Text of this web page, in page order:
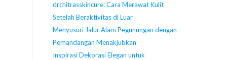
drchitrasskincure: Cara Merawat Kulit
Setelah Beraktivitas di Luar
Menyusuri Jalur Alam Pegunungan dengan
Pemandangan Menakjubkan
Inspirasi Dekorasi Elegan untuk